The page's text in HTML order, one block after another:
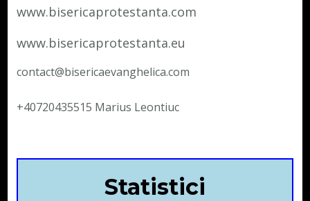
www.bisericaprotestanta.com
www.bisericaprotestanta.eu
contact@bisericaevanghelica.com
+40720435515 Marius Leontiuc
Statistici